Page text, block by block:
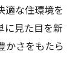
環境作り
ォーム術
適な住環境を
に見た目を新
かさをもたら